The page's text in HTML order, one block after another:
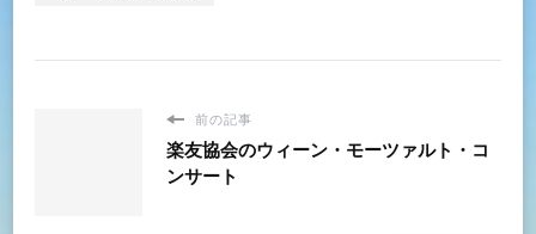
前の記事
楽友協会のウィーン・モーツァルト・コ
ンサート